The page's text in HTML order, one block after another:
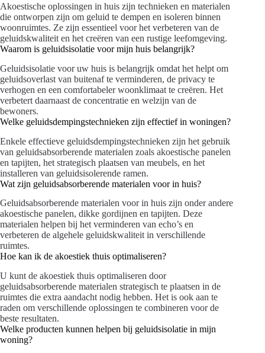
Akoestische oplossingen in huis zijn technieken en materialen
die ontworpen zijn om geluid te dempen en isoleren binnen
woonruimtes. Ze zijn essentieel voor het verbeteren van de
geluidskwaliteit en het creëren van een rustige leefomgeving.
Waarom is geluidsisolatie voor mijn huis belangrijk?
Geluidsisolatie voor uw huis is belangrijk omdat het helpt om
geluidsoverlast van buitenaf te verminderen, de privacy te
verhogen en een comfortabeler woonklimaat te creëren. Het
verbetert daarnaast de concentratie en welzijn van de
bewoners.
Welke geluidsdempingstechnieken zijn effectief in woningen?
Enkele effectieve geluidsdempingstechnieken zijn het gebruik
van geluidsabsorberende materialen zoals akoestische panelen
en tapijten, het strategisch plaatsen van meubels, en het
installeren van geluidsisolerende ramen.
Wat zijn geluidsabsorberende materialen voor in huis?
Geluidsabsorberende materialen voor in huis zijn onder andere
akoestische panelen, dikke gordijnen en tapijten. Deze
materialen helpen bij het verminderen van echo’s en
verbeteren de algehele geluidskwaliteit in verschillende
ruimtes.
Hoe kan ik de akoestiek thuis optimaliseren?
U kunt de akoestiek thuis optimaliseren door
geluidsabsorberende materialen strategisch te plaatsen in de
ruimtes die extra aandacht nodig hebben. Het is ook aan te
raden om verschillende oplossingen te combineren voor de
beste resultaten.
Welke producten kunnen helpen bij geluidsisolatie in mijn
woning?